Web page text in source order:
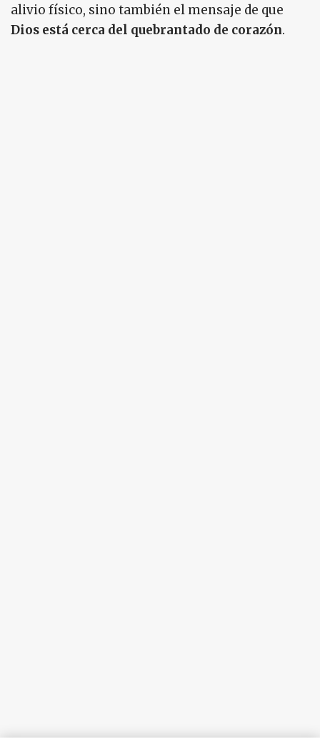
alivio físico, sino también el mensaje de que
Dios está cerca del quebrantado de corazón.